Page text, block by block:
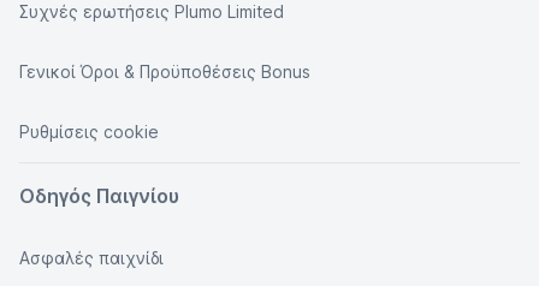
Συχνές ερωτήσεις Plumo Limited
Γενικοί Όροι & Προϋποθέσεις Bonus
Ρυθμίσεις cookie
Οδηγός Παιγνίου
Ασφαλές παιχνίδι